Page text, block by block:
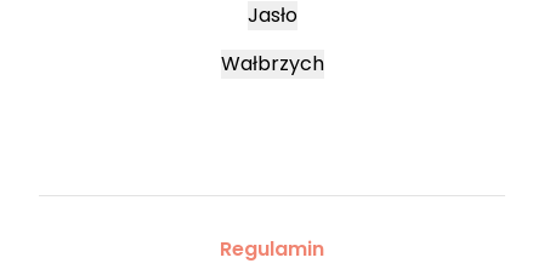
Jasło
Wałbrzych
Regulamin